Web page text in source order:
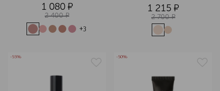
1 080 ¤
2 400 ¤
+3
1 215 ¤
2 700 ¤
-55% -50%